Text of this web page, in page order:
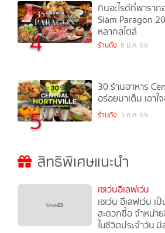
4
กินอะไรดีที่พารา
Siam Paragon
หลากสไตล์
ร้านดัง 8 ม.ค. 69
5
30 ร้านอาหาร
อร่อยมาเต็ม เอา
ร้านดัง 3 ก.ค. 69
สิทธิพิเศษแนะนำ
เซเว่นอีเลฟเว่น
เซเว่น อีเลฟเว่น
สะดวกซื้อ จำหน่า
ในชีวิตประจำวัน มี